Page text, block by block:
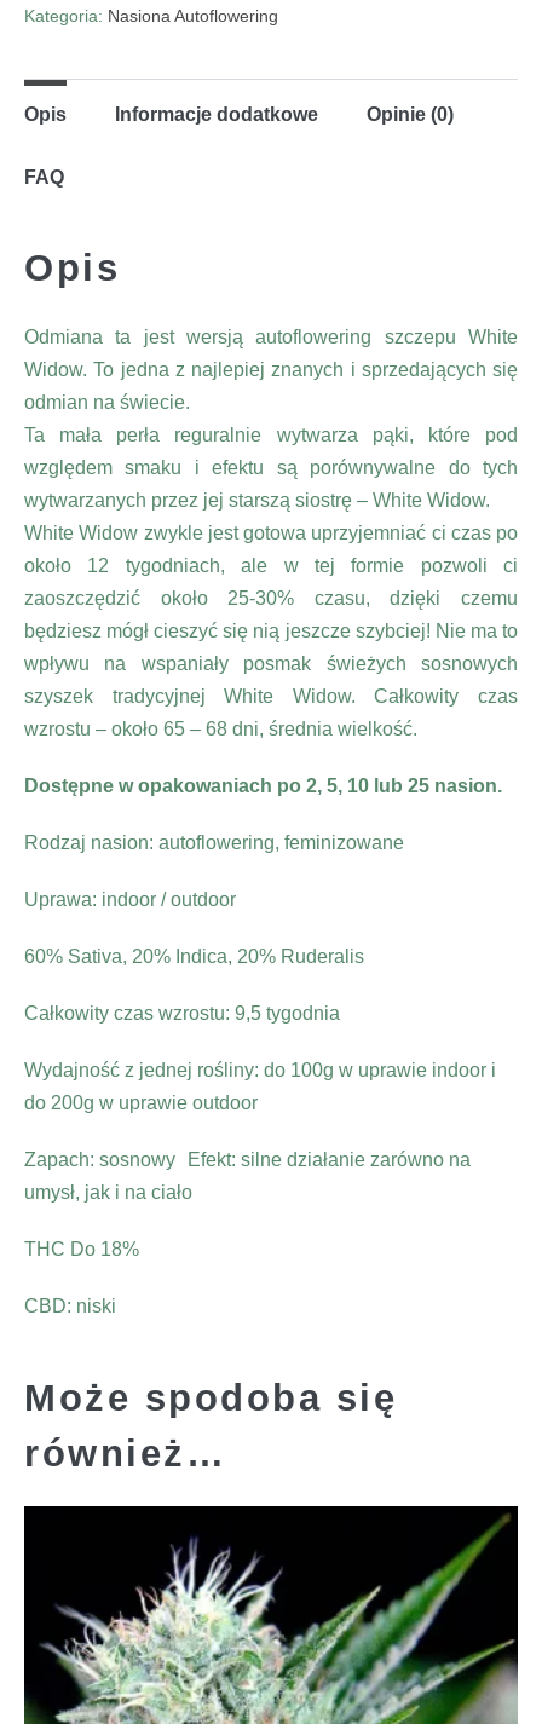
Kategoria: Nasiona Autoflowering
Opis Informacje dodatkowe Opinie (0)
FAQ
Opis
Odmiana ta jest wersją autoflowering szczepu White
Widow. To jedna z najlepiej znanych i sprzedających się
odmian na świecie.
Ta mała perła reguralnie wytwarza pąki, które pod
względem smaku i efektu są porównywalne do tych
wytwarzanych przez jej starszą siostrę – White Widow.
White Widow zwykle jest gotowa uprzyjemniać ci czas po
około 12 tygodniach, ale w tej formie pozwoli ci
zaoszczędzić około 25-30% czasu, dzięki czemu
będziesz mógł cieszyć się nią jeszcze szybciej! Nie ma to
wpływu na wspaniały posmak świeżych sosnowych
szyszek tradycyjnej White Widow. Całkowity czas
wzrostu – około 65 – 68 dni, średnia wielkość.
Dostępne w opakowaniach po 2, 5, 10 lub 25 nasion.
Rodzaj nasion: autoflowering, feminizowane
Uprawa: indoor / outdoor
60% Sativa, 20% Indica, 20% Ruderalis
Całkowity czas wzrostu: 9,5 tygodnia
Wydajność z jednej rośliny: do 100g w uprawie indoor i
do 200g w uprawie outdoor
Zapach: sosnowy Efekt: silne działanie zarówno na
umysł, jak i na ciało
THC Do 18%
CBD: niski
Może spodoba się
również…